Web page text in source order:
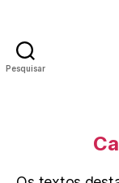
Pesquisar